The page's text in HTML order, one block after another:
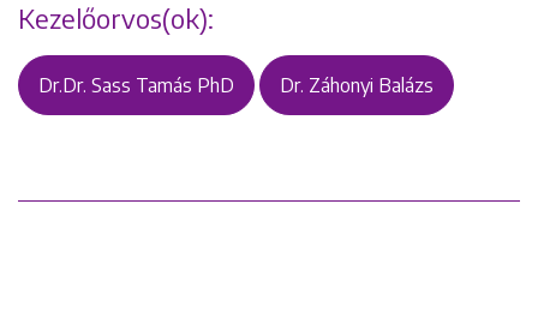
+36 1 222 7250
+36 1 222 9150
1148 Budapest, Örs vezér tere 2.
Kezelőorvos(ok):
Dr.Dr. Sass Tamás PhD Dr. Záhonyi Balázs